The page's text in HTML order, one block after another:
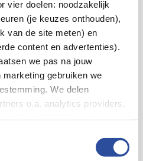
vier doelen: noodzakelijk
(je keuzes onthouden),
van de site meten) en
content en advertenties).
we pas na jouw
gebruiken we
We delen
o.a. analytics providers,
categorie. Je kunt je keuze op
DAop: